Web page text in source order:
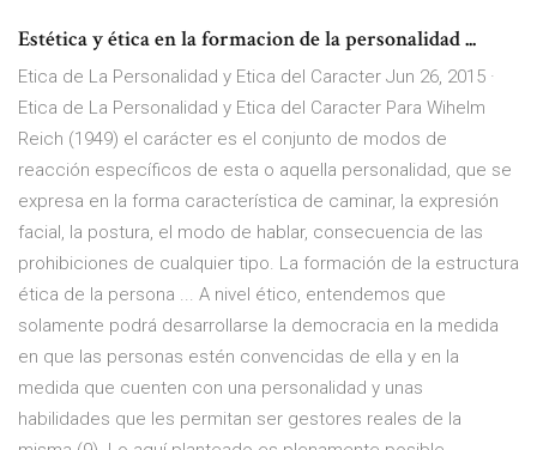
Estética y ética en la formacion de la personalidad ...
Etica de La Personalidad y Etica del Caracter Jun 26, 2015 ·
Etica de La Personalidad y Etica del Caracter Para Wihelm
Reich (1949) el carácter es el conjunto de modos de
reacción específicos de esta o aquella personalidad, que se
expresa en la forma característica de caminar, la expresión
facial, la postura, el modo de hablar, consecuencia de las
prohibiciones de cualquier tipo. La formación de la estructura
ética de la persona ... A nivel ético, entendemos que
solamente podrá desarrollarse la democracia en la medida
en que las personas estén convencidas de ella y en la
medida que cuenten con una personalidad y unas
habilidades que les permitan ser gestores reales de la